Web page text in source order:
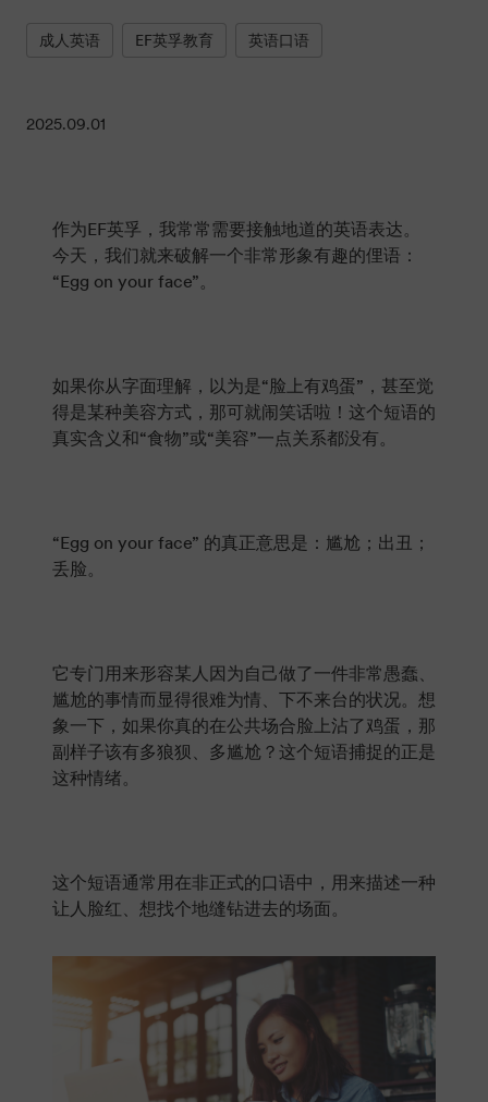
成人英语 EF英孚教育 英语口语
2025.09.01
作为EF英孚，我常常需要接触地道的英语表达。
今天，我们就来破解一个非常形象有趣的俚语：
“Egg on your face”。
如果你从字面理解，以为是“脸上有鸡蛋”，甚至觉
得是某种美容方式，那可就闹笑话啦！这个短语的
真实含义和“食物”或“美容”一点关系都没有。
“Egg on your face” 的真正意思是：尴尬；出丑；
丢脸。
它专门用来形容某人因为自己做了一件非常愚蠢、
尴尬的事情而显得很难为情、下不来台的状况。想
象一下，如果你真的在公共场合脸上沾了鸡蛋，那
副样子该有多狼狈、多尴尬？这个短语捕捉的正是
这种情绪。
这个短语通常用在非正式的口语中，用来描述一种
让人脸红、想找个地缝钻进去的场面。